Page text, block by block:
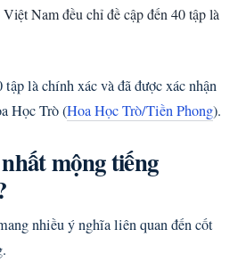
Nam đều chỉ đề cập đến 40 tập là
là chính xác và đã được xác nhận
Học Trò (Hoa Học Trò/Tiền Phong).
mộng tiếng
nhiều ý nghĩa liên quan đến cốt